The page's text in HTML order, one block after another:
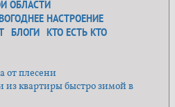
ОБЛАСТИ
НАСТРОЕНИЕ
БЛОГИ КТО ЕСТЬ КТО
от плесени
из квартиры быстро зимой в